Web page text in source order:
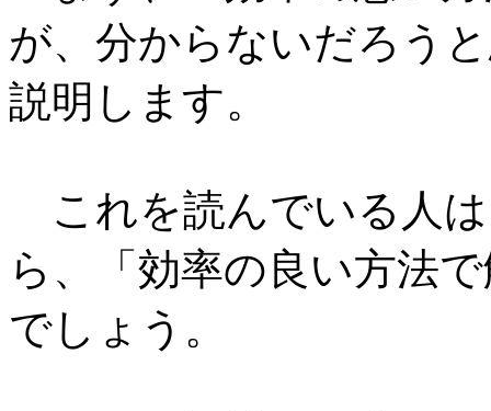
が、分からないだろう
説明します。
これを読んでいる人
ら、「効率の良い方法
でしょう。